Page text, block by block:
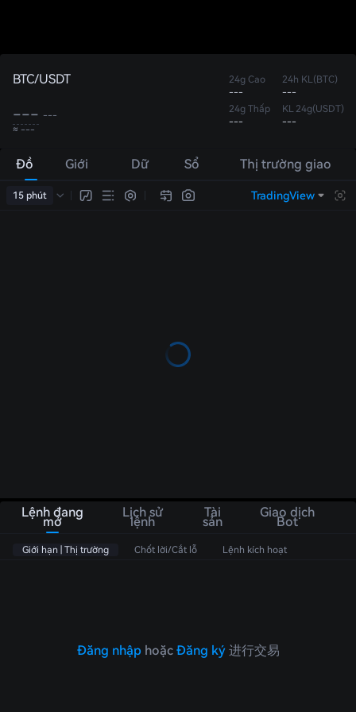
BTC/USDT
--- ---
≈ ---
24g Cao
---
24g Thấp
---
24h KL(BTC)
---
KL 24g(USDT)
---
Đồ
thị
Giới
thiệu
Dữ
liệu
Sổ
lệnh
Thị trường giao
dịch
15 phút TradingView
Lệnh đang
mở
Lịch sử
lệnh
Tài
sản
Giao dịch
Bot
Giới hạn | Thị trường Chốt lời/Cắt lỗ Lệnh kích hoạt
Đăng nhập hoặc Đăng ký进行交易